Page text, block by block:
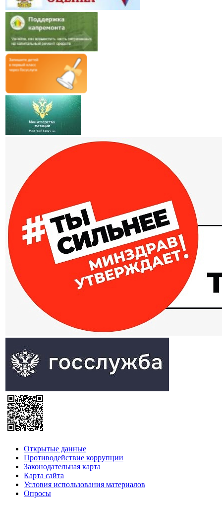
Открытые данные
Противодействие коррупции
Законодательная карта
Карта сайта
Условия использования материалов
Опросы